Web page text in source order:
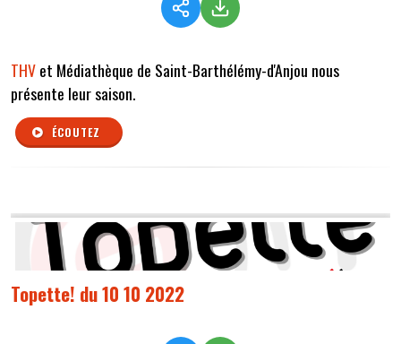
THVet Médiathèque de Saint-Barthélémy-d'Anjou nous
présente leur saison.
ÉCOUTEZ
Topette! du 10 10 2022